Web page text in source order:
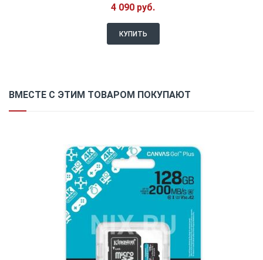
4 090 руб.
КУПИТЬ
ВМЕСТЕ С ЭТИМ ТОВАРОМ ПОКУПАЮТ